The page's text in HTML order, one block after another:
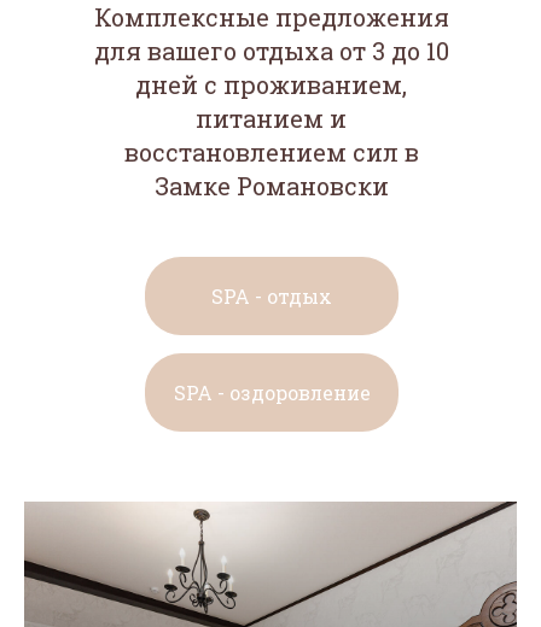
Комплексные предложения
для вашего отдыха от 3 до 10
дней с проживанием,
питанием и
восстановлением сил в
Замке Романовски
SPA - отдых
SPA - оздоровление